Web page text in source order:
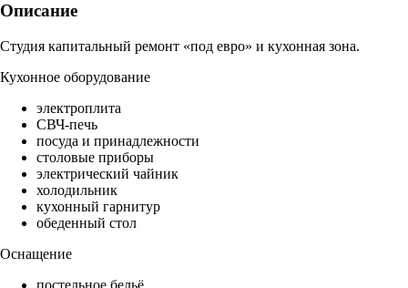
Описание
Студия капитальный ремонт «под евро» и кухонная зона.
Кухонное оборудование
электроплита
СВЧ-печь
посуда и принадлежности
столовые приборы
электрический чайник
холодильник
кухонный гарнитур
обеденный стол
Оснащение
постельное бельё